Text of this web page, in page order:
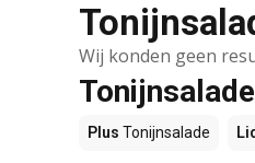
Wij konden geen
Plus Tonijnsalade Lidl